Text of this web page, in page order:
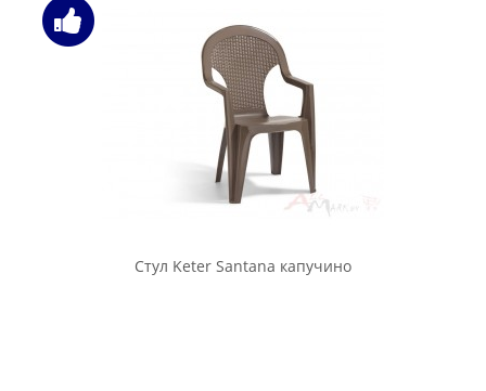
Стул Keter Santana капучино